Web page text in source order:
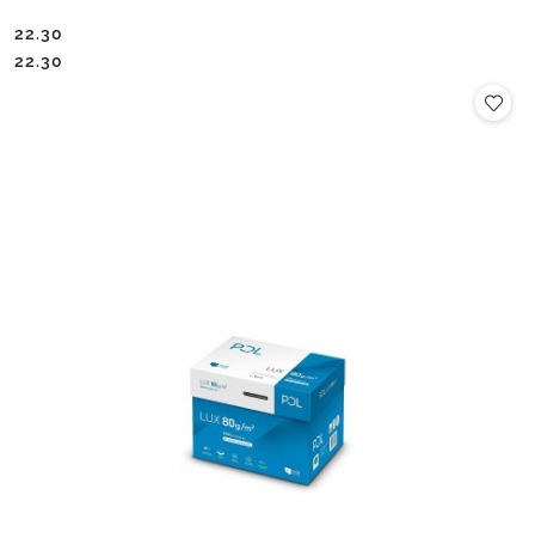
Cena:
22.30
Cena:
22.30